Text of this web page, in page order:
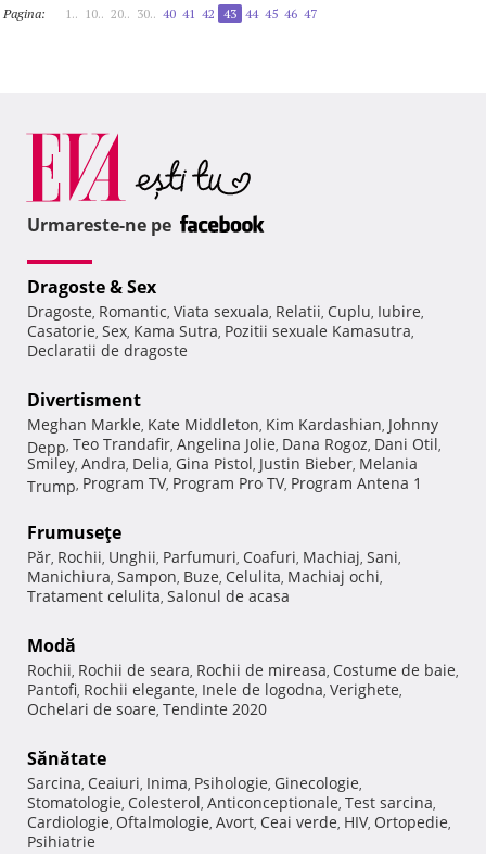
Pagina: 1.. 10.. 20.. 30.. 40 41 42 43 44 45 46 47
Urmareste-ne pe
Dragoste & Sex
Dragoste, Romantic, Viata sexuala, Relatii, Cuplu, Iubire,
Casatorie, Sex, Kama Sutra, Pozitii sexuale Kamasutra,
Declaratii de dragoste
Divertisment
Meghan Markle, Kate Middleton, Kim Kardashian, Johnny
Depp, Teo Trandafir, Angelina Jolie, Dana Rogoz, Dani Otil,
Smiley, Andra, Delia, Gina Pistol, Justin Bieber, Melania
Trump, Program TV, Program Pro TV, Program Antena 1
Frumuseţe
Păr, Rochii, Unghii, Parfumuri, Coafuri, Machiaj, Sani,
Manichiura, Sampon, Buze, Celulita, Machiaj ochi,
Tratament celulita, Salonul de acasa
Modă
Rochii, Rochii de seara, Rochii de mireasa, Costume de baie,
Pantofi, Rochii elegante, Inele de logodna, Verighete,
Ochelari de soare, Tendinte 2020
Sănătate
Sarcina, Ceaiuri, Inima, Psihologie, Ginecologie,
Stomatologie, Colesterol, Anticonceptionale, Test sarcina,
Cardiologie, Oftalmologie, Avort, Ceai verde, HIV, Ortopedie,
Psihiatrie